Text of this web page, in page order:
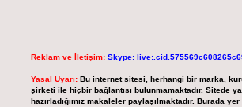
Reklam ve İletişim: Skype:
Yasal Uyarı: Bu internet sitesi, herhangi bir marka,
şirketi ile hiçbir bağlantısı bulunmamaktadır. Sitede
hazırladığımız makaleler paylaşılmaktadır. Burada